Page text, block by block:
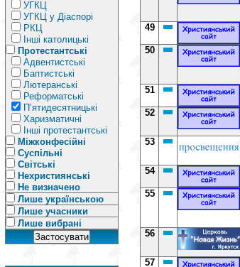
УГКЦ
УГКЦ у Діаспорі
РКЦ
Інші католицькі
Протестантські
Адвентистські
Баптистські
Лютеранські
Реформатські
П’ятидесятницькі
Харизматичні
Інші протестантські
Міжконфесійні
Суспільні
Світські
Нехристиянські
Не визначено
Лише українською
Лише учасники
Лише вибрані
49
50
51
52
53
54
55
56
57